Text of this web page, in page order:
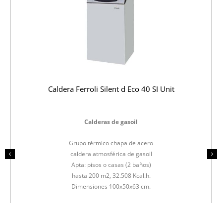
Caldera Ferroli Silent d Eco 40 SI Unit
Calderas de gasoil
Grupo térmico chapa de acero
caldera atmosférica de gasoil
Apta: pisos o casas (2 baños)
hasta 200 m2, 32.508 Kcal.h.
Dimensiones 100x50x63 cm.